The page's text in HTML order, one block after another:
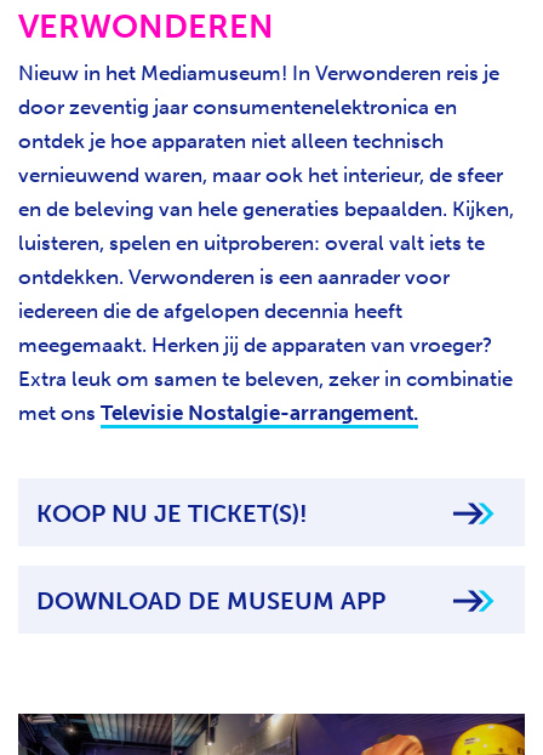
VERWONDEREN
Nieuw in het Mediamuseum! In Verwonderen reis je
door zeventig jaar consumentenelektronica en
ontdek je hoe apparaten niet alleen technisch
vernieuwend waren, maar ook het interieur, de sfeer
en de beleving van hele generaties bepaalden. Kijken,
luisteren, spelen en uitproberen: overal valt iets te
ontdekken. Verwonderen is een aanrader voor
iedereen die de afgelopen decennia heeft
meegemaakt. Herken jij de apparaten van vroeger?
Extra leuk om samen te beleven, zeker in combinatie
met ons Televisie Nostalgie-arrangement.
KOOP NU JE TICKET(S)!
DOWNLOAD DE MUSEUM APP